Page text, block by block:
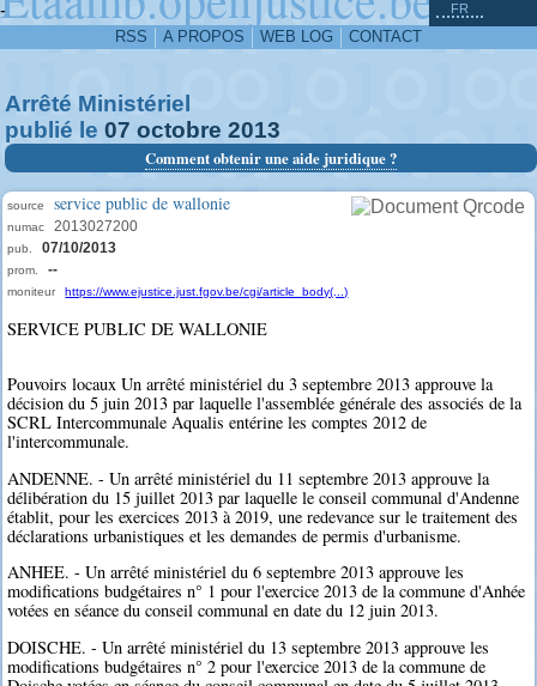
-
RSS A PROPOS WEB LOG CONTACT
FR
Arrêté Ministériel
publié le 07 octobre 2013
Comment obtenir une aide juridique ?
source service public de wallonie
numac 2013027200
pub. 07/10/2013
prom. --
moniteur https://www.ejustice.just.fgov.be/cgi/article_body(...)
SERVICE PUBLIC DE WALLONIE
Pouvoirs locaux Un arrêté ministériel du 3 septembre 2013 approuve la
décision du 5 juin 2013 par laquelle l'assemblée générale des associés de la
SCRL Intercommunale Aqualis entérine les comptes 2012 de
l'intercommunale.
ANDENNE. - Un arrêté ministériel du 11 septembre 2013 approuve la
délibération du 15 juillet 2013 par laquelle le conseil communal d'Andenne
établit, pour les exercices 2013 à 2019, une redevance sur le traitement des
déclarations urbanistiques et les demandes de permis d'urbanisme.
ANHEE. - Un arrêté ministériel du 6 septembre 2013 approuve les
modifications budgétaires n° 1 pour l'exercice 2013 de la commune d'Anhée
votées en séance du conseil communal en date du 12 juin 2013.
DOISCHE. - Un arrêté ministériel du 13 septembre 2013 approuve les
modifications budgétaires n° 2 pour l'exercice 2013 de la commune de
^